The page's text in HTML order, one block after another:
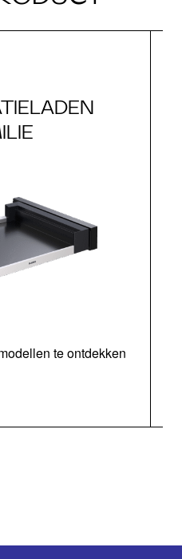
te ontdekken